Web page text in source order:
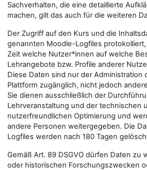
Sachverhalten, die eine detaillierte
machen, gilt das auch für die weiteren
Der Zugriff auf den Kurs und die
genannten Moodle-Logfiles
Zeit welche Nutzer*innen auf welche
Lehrangebote bzw. Profile anderer
Diese Daten sind nur der Administration
Plattform zugänglich, nicht jedoch
Sie dienen ausschließlich der
Lehrveranstaltung und der technischen
nutzerfreundlichen Optimierung und
andere Personen weitergegeben. Die
Logfiles werden nach 180 Tagen
Gemäß Art. 89 DSGVO dürfen Daten zu
oder historischen Forschungszwecken